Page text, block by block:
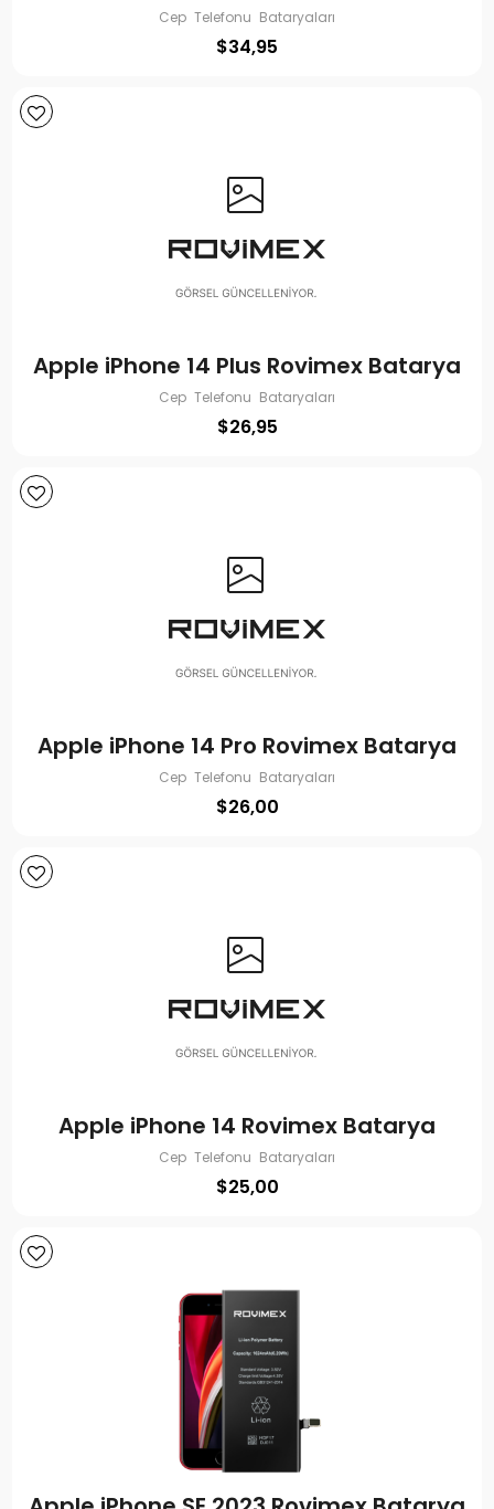
Cep Telefonu Bataryaları
$34,95
Apple iPhone 14 Plus Rovimex Batarya
Cep Telefonu Bataryaları
$26,95
Apple iPhone 14 Pro Rovimex Batarya
Cep Telefonu Bataryaları
$26,00
Apple iPhone 14 Rovimex Batarya
Cep Telefonu Bataryaları
$25,00